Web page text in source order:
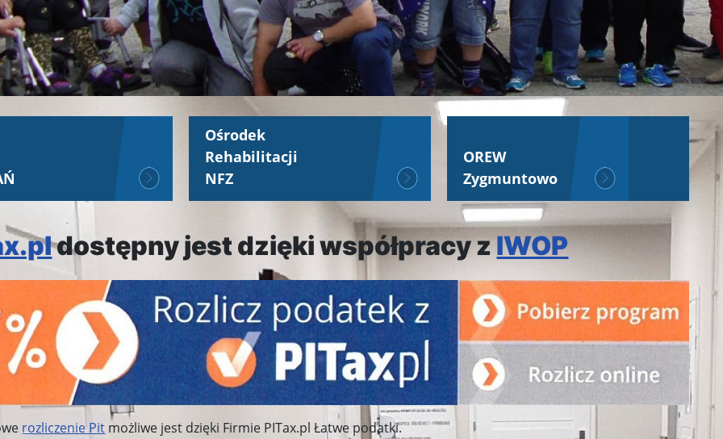
Ośrodek
Rehabilitacji
NFZ
OREW
Zygmuntowo
dostępny jest dzięki współpracy zIWOP
rozliczenie Pit możliwe jest dzięki Firmie PITax.pl Łatwe podatki.